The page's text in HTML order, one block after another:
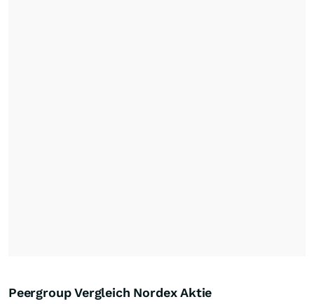
Peergroup Vergleich Nordex Aktie